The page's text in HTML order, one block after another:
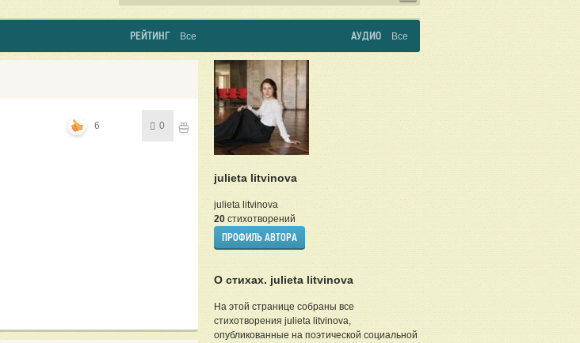
РЕЙТИНГ Все АУДИО Все
6 0
julieta litvinova
julieta litvinova
20стихотворений
ПРОФИЛЬ АВТОРА
О стихах. julieta litvinova
На этой странице собраны все
стихотворения julieta litvinova,
опубликованные на поэтической социальной